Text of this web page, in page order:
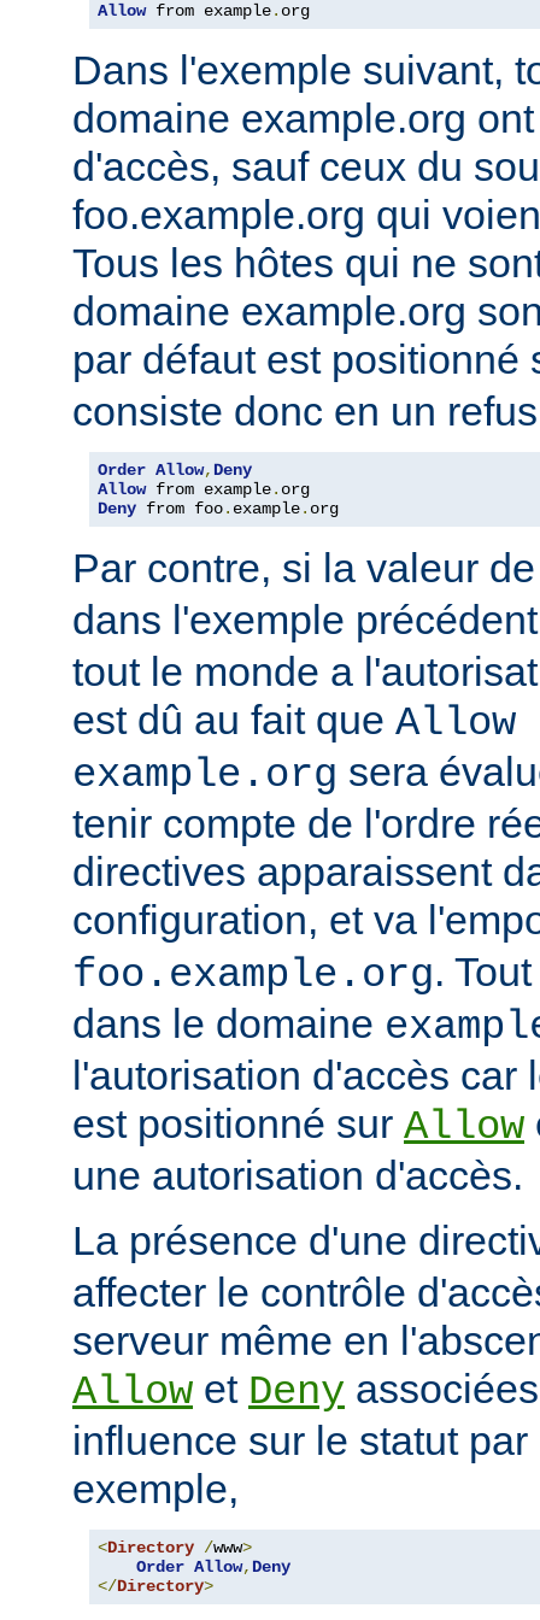
Allow from example. org
Dans l'exemple suivant,
domaine example.org
d'accès, sauf ceux du
foo.example.org qui
Tous les hôtes qui ne
domaine example.org
par défaut est positionné
consiste donc en un
Order Allow, Deny
Allow from example.
Deny from foo. example. org
Par contre, si la valeur
dans l'exemple
tout le monde a
est dû au fait que Allow
example.org sera
tenir compte de l'ordre
directives apparaissent
configuration, et va
foo.example.org.
dans le domaine
l'autorisation d'accès car
est positionné sur Allow
une autorisation d'accès.
La présence d'une
affecter le contrôle
serveur même en
Allow et Deny
influence sur le statut
exemple,
<Directory /www>
Order Allow, Deny
</Directory>